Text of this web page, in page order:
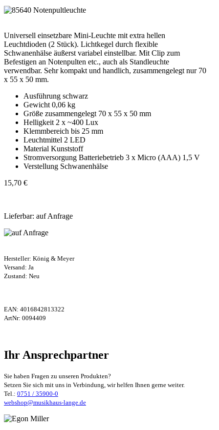
Universell einsetzbare Mini-Leuchte mit extra hellen
Leuchtdioden (2 Stück). Lichtkegel durch flexible
Schwanenhälse äußerst variabel einstellbar. Mit Clip zum
Befestigen an Notenpulten etc., auch als Standleuchte
verwendbar. Sehr kompakt und handlich, zusammengelegt nur 70
x 55 x 50 mm.
Ausführung schwarz
Gewicht 0,06 kg
Größe zusammengelegt 70 x 55 x 50 mm
Helligkeit 2 x ~400 Lux
Klemmbereich bis 25 mm
Leuchtmittel 2 LED
Material Kunststoff
Stromversorgung Batteriebetrieb 3 x Micro (AAA) 1,5 V
Verstellung Schwanenhälse
15,70 €
Lieferbar: auf Anfrage
Hersteller: König & Meyer
Versand: Ja
Zustand: Neu
EAN: 4016842813322
ArtNr: 0094409
Ihr Ansprechpartner
Sie haben Fragen zu unseren Produkten?
Setzen Sie sich mit uns in Verbindung, wir helfen Ihnen gerne weiter.
Tel.: 0751 / 35900-0
webshop@musikhaus-lange.de